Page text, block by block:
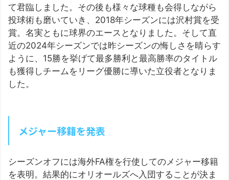
て君臨しました。その後も様々な球種も会得しながら
投球術も磨いていき、2018年シーズンには沢村賞を受
賞。名実ともに球界のエースとなりました。そして直
近の2024年シーズンでは昨シーズンの悔しさを晴らす
ように、15勝を挙げて最多勝利と最高勝率のタイトル
も獲得しチームをリーグ優勝に導いた立役者となりま
した。
メジャー移籍を発表
シーズンオフには海外FA権を行使してのメジャー移籍
を表明。結果的にオリオールズへ入団することが決ま